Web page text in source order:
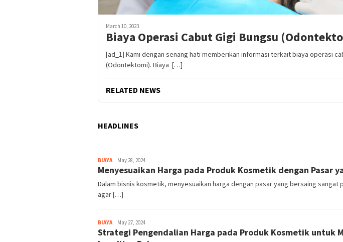
March 10, 2023
Biaya Operasi Cabut Gigi Bungsu
[ad_1] Kami dengan senang hati memberikan informasi terkait biaya operasi
(Odontektomi). Biaya […]
RELATED NEWS
HEADLINES
MENGHADIRKAN
BIAYAHarga
May 28, 2024
Menyesuaikan Harga pada Produk Kosmetik dengan Pasar
Dalam bisnis kosmetik, menyesuaikan harga dengan pasar yang bersaing sangat
agar […]
BIAYAHarga
May 27, 2024
Strategi Pengendalian Harga pada Produk Kosmetik untuk